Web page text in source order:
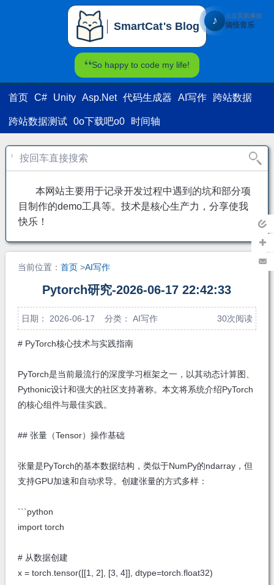
返回
主页
加关
SmartCat's Blog
SmartCat's Blog
So happy to code my life!
首页 C# Unity Asp.Net 代码生成器 AI写作 跨站数据
跨站数据测试 0o下载吧o0 时间轴
本网站主要用于记录开发过程中遇到的坑和部分项
目制作的demo工具等。技术是核心生产力，分享使我
快乐！
当前位置： 首页>AI写作
Pytorch研究-2026-06-17 22:42:33
日期： 2026-06-17 分类： AI写作 30次阅读
# PyTorch核心技术与实践指南
PyTorch是当前最流行的深度学习框架之一，以其动态计算图、
Pythonic设计和强大的社区支持著称。本文将系统介绍PyTorch
的核心组件与最佳实践。
## 张量（Tensor）操作基础
张量是PyTorch的基本数据结构，类似于NumPy的ndarray，但
支持GPU加速和自动求导。创建张量的方式多样：
```python
import torch
# 从数据创建
x = torch.tensor([[1, 2], [3, 4]], dtype=torch.float32)
♪ 点击页面播放
搞怪音乐